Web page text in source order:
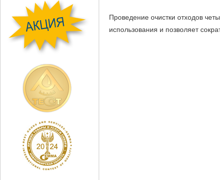
Проведение очистки отходов
использования и позволяет